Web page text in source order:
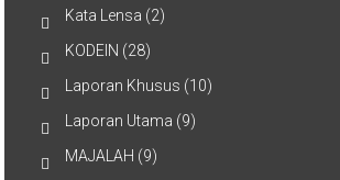
Kata Lensa (2)
KODEIN (28)
Laporan Khusus (10)
Laporan Utama (9)
MAJALAH (9)